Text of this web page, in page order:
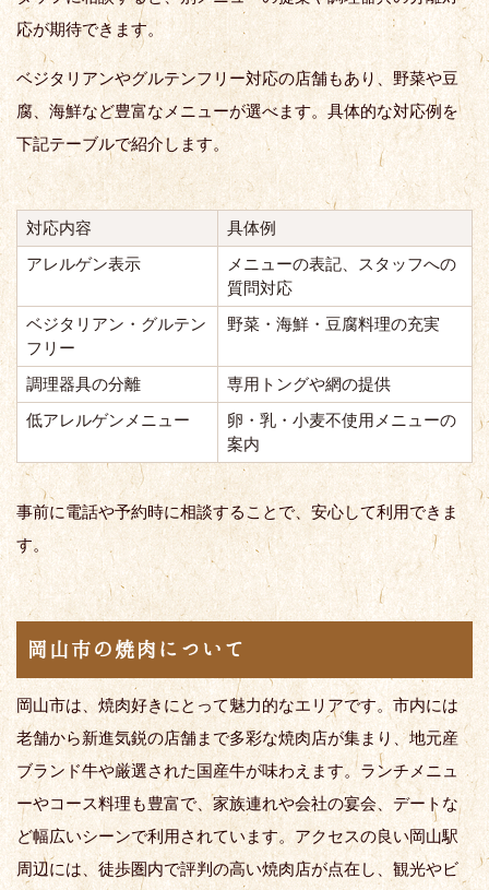
応が期待できます。
ベジタリアンやグルテンフリー対応の店舗もあり、野菜や豆
腐、海鮮など豊富なメニューが選べます。具体的な対応例を
下記テーブルで紹介します。
対応内容
具体例
アレルゲン表示
メニューの表記、スタッフへの
質問対応
ベジタリアン・グルテン
フリー
野菜・海鮮・豆腐料理の充実
調理器具の分離
専用トングや網の提供
低アレルゲンメニュー
卵・乳・小麦不使用メニューの
案内
事前に電話や予約時に相談することで、安心して利用できま
す。
岡山市の焼肉について
岡山市は、焼肉好きにとって魅力的なエリアです。市内には
老舗から新進気鋭の店舗まで多彩な焼肉店が集まり、地元産
ブランド牛や厳選された国産牛が味わえます。ランチメニュ
ーやコース料理も豊富で、家族連れや会社の宴会、デートな
ど幅広いシーンで利用されています。アクセスの良い岡山駅
周辺には、徒歩圏内で評判の高い焼肉店が点在し、観光やビ